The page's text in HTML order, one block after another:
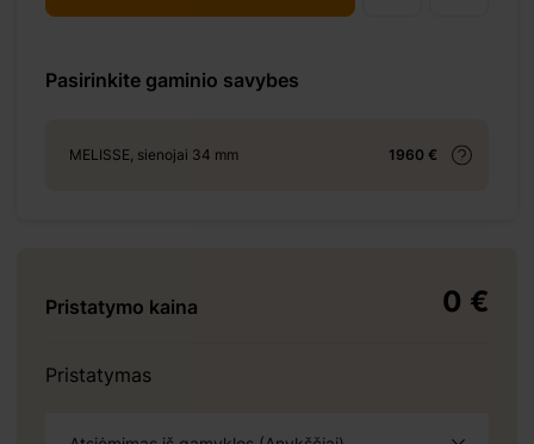
Pasirinkite gaminio savybes
MELISSE, sienojai 34 mm 1960 €
Pristatymo kaina 0 €
Pristatymas
€